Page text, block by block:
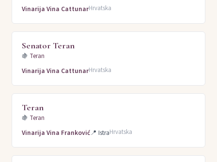
Vinarija Vina CattunarHrvatska
Senator Teran
🍇 Teran
Vinarija Vina CattunarHrvatska
Teran
🍇 Teran
Vinarija Vina Franković📍 IstraHrvatska